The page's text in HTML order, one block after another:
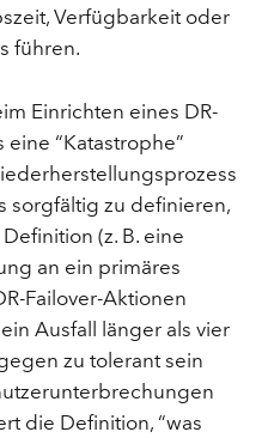
Verfügbarkeit oder
führen.
Einrichten eines DR-
eine “Katastrophe”
sorgfältig zu definieren,
(z. B. eine
an ein primäres
Failover-Aktionen
Ausfall länger als vier
zu tolerant sein
die Definition, “was